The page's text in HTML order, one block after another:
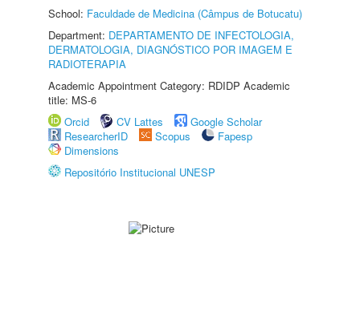
School: Faculdade de Medicina (Câmpus de Botucatu)
Department: DEPARTAMENTO DE INFECTOLOGIA,
DERMATOLOGIA, DIAGNÓSTICO POR IMAGEM E
RADIOTERAPIA
Academic Appointment Category: RDIDP Academic
title: MS-6
Orcid
CV Lattes
Google Scholar
ResearcherID
Scopus
Fapesp
Dimensions
Repositório Institucional UNESP